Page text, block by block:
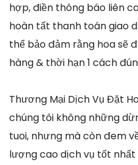
hợp, điền thông báo liên
hoàn tất thanh toán giao
thể bảo đảm rằng hoa sẽ
hàng & thời hạn 1 cách
Thương Mại Dịch Vụ Đặt
chúng tôi không những
tuoi, nhưng mà còn đem
lượng cao dịch vụ tốt